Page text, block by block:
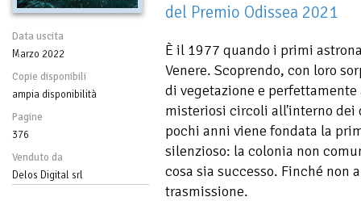
Data uscita
Marzo 2022
Copie disponibili
ampia disponibilità
Pagine
376
Venduto da
Delos Digital srl
del Premio Odissea 2021
È il 1977 quando i primi
Venere. Scoprendo, con loro
di vegetazione e
misteriosi circoli all'interno dei
pochi anni viene fondata la
silenzioso: la colonia non
cosa sia successo. Finché non
trasmissione.